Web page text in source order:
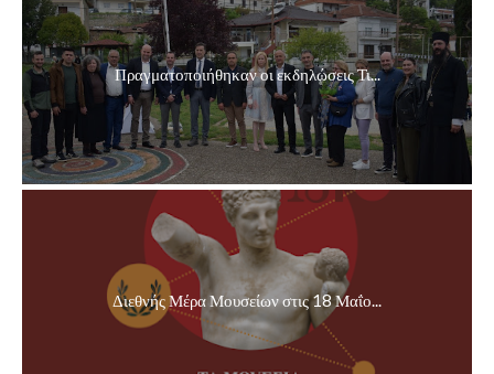
Πραγματοποιήθηκαν οι εκδηλώσεις Τι...
Διεθνής Μέρα Μουσείων στις 18 Μαΐο...